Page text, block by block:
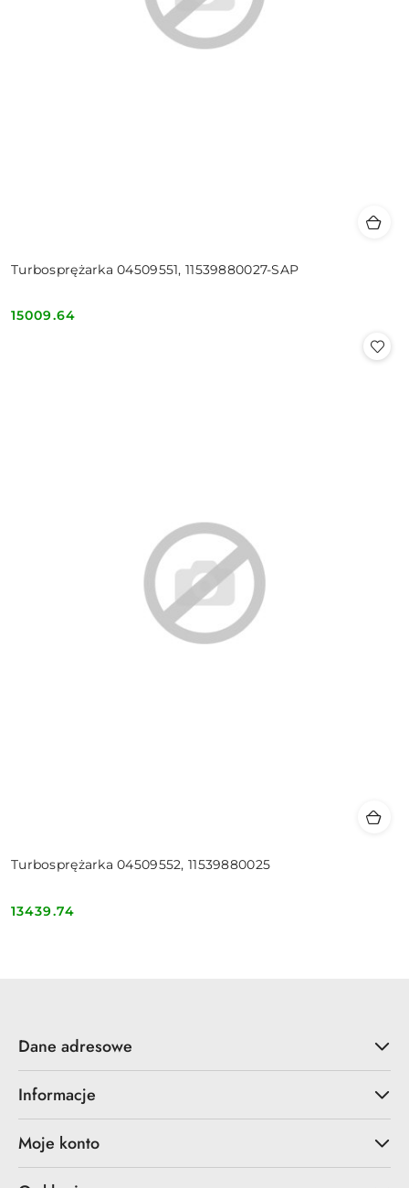
Turbosprężarka 04509551, 11539880027-SAP
Cena:
15009.64
Turbosprężarka 04509552, 11539880025
Cena:
13439.74
Dane adresowe
Informacje
Moje konto